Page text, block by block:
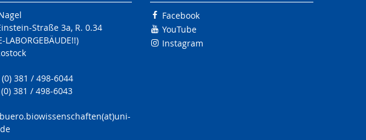
Straße 3a, R. 0.34
LABORGEBÄUDE!!)
381 / 498-6044
381 / 498-6043
Facebook
YouTube
Instagram